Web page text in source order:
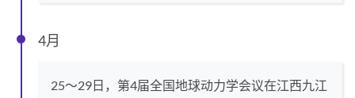
4月
25～29日，第4届全国地球动力学会议在江西九江